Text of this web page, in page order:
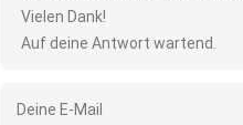
Vielen Dank!
Auf deine Antwort wartend.